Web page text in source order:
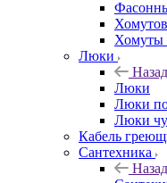
Хомуты
Люки
Назад
Люки
Люки
Люки
Кабель
Сантехника
Назад